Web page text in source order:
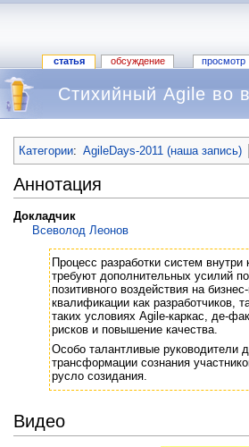
статья обсуждение просмотр
Стихийный Agile во
Категории: AgileDays-2011 (наша запись)
Аннотация
Докладчик
Всеволод Леонов
Процесс разработки систем
требуют дополнительных усилий
позитивного воздействия на
квалификации как разработчиков,
таких условиях Agile-каркас, де-
рисков и повышение качества.
Особо талантливые руководители
трансформации сознания
русло созидания.
Видео